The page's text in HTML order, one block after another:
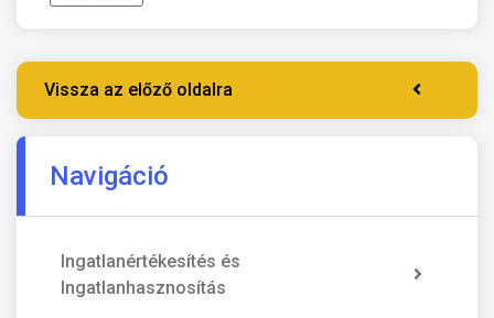
Vissza az előző oldalra
Navigáció
Ingatlanértékesítés és
Ingatlanhasznosítás